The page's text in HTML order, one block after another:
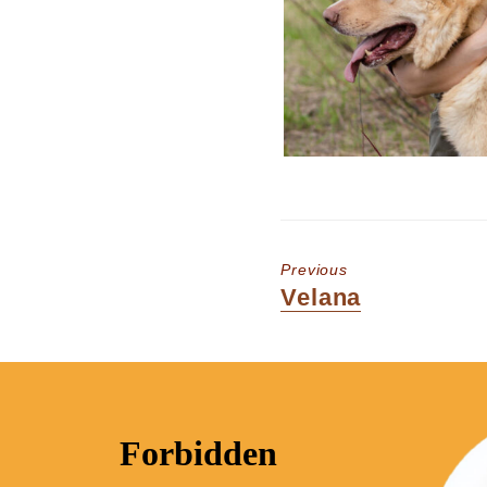
Previous
Previous
Velana